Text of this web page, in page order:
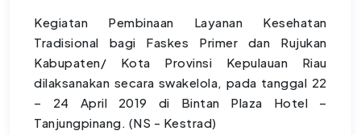
Kegiatan Pembinaan Layanan Kesehatan
Tradisional bagi Faskes Primer dan Rujukan
Kabupaten/ Kota Provinsi Kepulauan Riau
dilaksanakan secara swakelola, pada tanggal 22
– 24 April 2019 di Bintan Plaza Hotel –
Tanjungpinang. (NS - Kestrad)